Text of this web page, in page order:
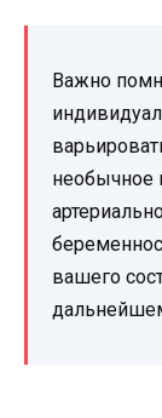
Важно
вашего